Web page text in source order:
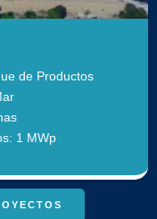
de Productos
1 MWp
paneles solares